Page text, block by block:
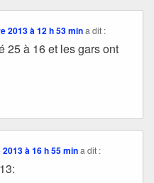
2013 à 12 h 53 min a dit :
25 à 16 et les gars ont
à 16 h 55 min a dit :